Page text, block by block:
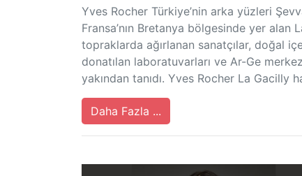
Yves Rocher Türkiye’nin arka yüzleri
Fransa’nın Bretanya bölgesinde yer alan
topraklarda ağırlanan sanatçılar, doğal
donatılan laboratuvarları ve Ar-Ge
yakından tanıdı. Yves Rocher La Gacilly
Daha Fazla ...